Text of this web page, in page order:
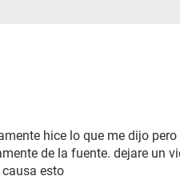
hice lo que me dijo
de la fuente. dejare un
causa esto